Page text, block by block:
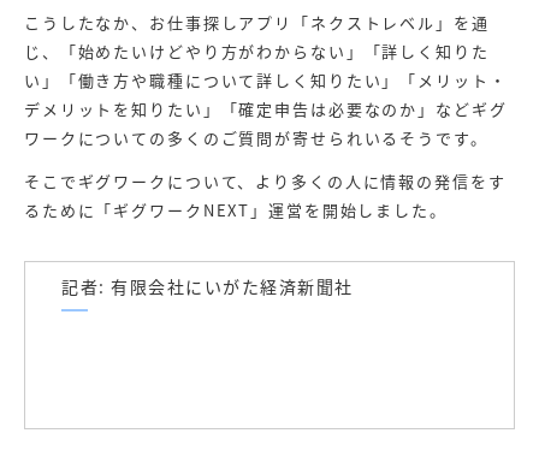
こうしたなか、お仕事探しアプリ「ネクストレベル」を通
じ、「始めたいけどやり方がわからない」「詳しく知りた
い」「働き方や職種について詳しく知りたい」「メリット・
デメリットを知りたい」「確定申告は必要なのか」などギグ
ワークについての多くのご質問が寄せられいるそうです。
そこでギグワークについて、より多くの人に情報の発信をす
るために「ギグワークNEXT」運営を開始しました。
記者: 有限会社にいがた経済新聞社